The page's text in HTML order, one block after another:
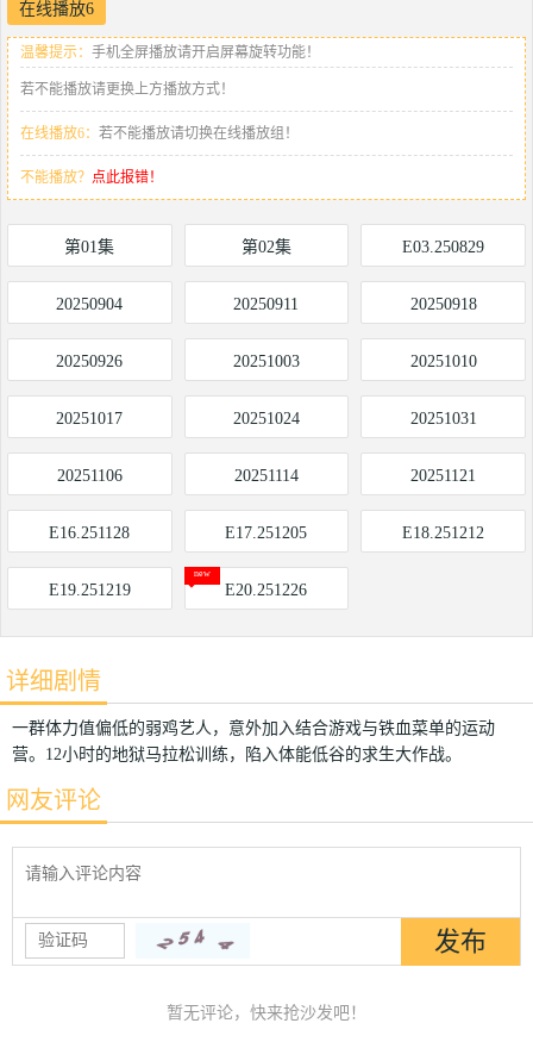
在线播放6
温馨提示： 手机全屏播放请开启屏幕旋转功能！
若不能播放请更换上方播放方式！
在线播放6： 若不能播放请切换在线播放组！
不能播放？ 点此报错！
第01集 第02集 E03.250829
20250904 20250911 20250918
20250926 20251003 20251010
20251017 20251024 20251031
20251106 20251114 20251121
E16.251128 E17.251205 E18.251212
E19.251219 E20.251226
详细剧情
一群体力值偏低的弱鸡艺人，意外加入结合游戏与铁血菜单的运动
营。12小时的地狱马拉松训练，陷入体能低谷的求生大作战。
网友评论
暂无评论，快来抢沙发吧！